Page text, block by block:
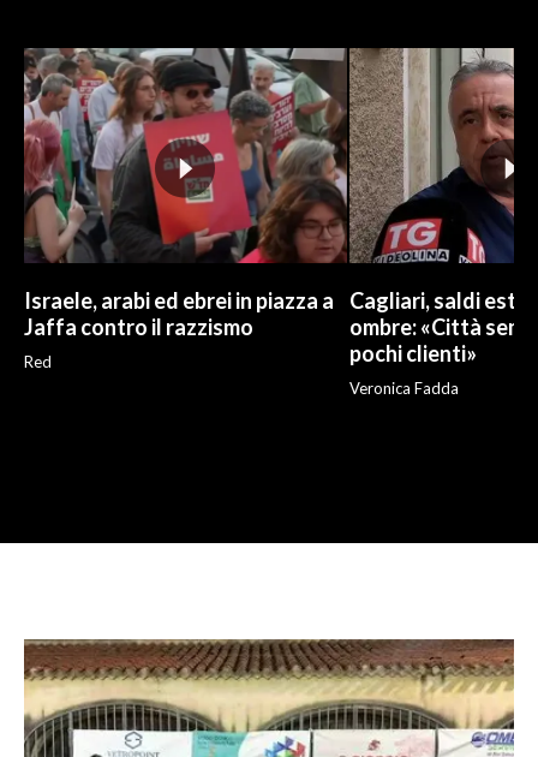
Israele, arabi ed ebrei in piazza a
Jaffa contro il razzismo
Red
Cagliari, saldi
ombre: «Città
pochi clienti»
Veronica Fadda